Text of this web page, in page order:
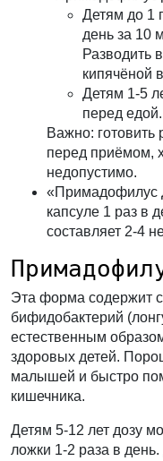
Детям до 1
день за 10
Разводить
кипячёной
Детям 1-5
перед едой.
Важно: готовить
перед приёмом,
недопустимо.
«Примадофилус
капсуле 1 раз в
составляет 2-4
Эта форма содержит
бифидобактерий
естественным
здоровых детей.
малышей и быстро
кишечника.
Детям 5-12 лет дозу
ложки 1-2 раза в